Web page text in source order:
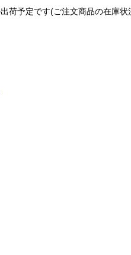
荷予定です(ご注文商品の在庫